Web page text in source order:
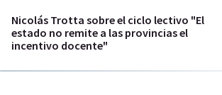
Nicolás Trotta sobre el ciclo lectivo "El
estado no remite a las provincias el
incentivo docente"